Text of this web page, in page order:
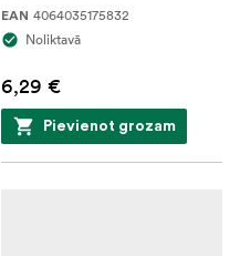
EAN 4064035175832
Noliktavā
6,29 €
Pievienot grozam